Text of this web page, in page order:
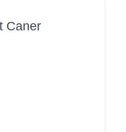
Caner